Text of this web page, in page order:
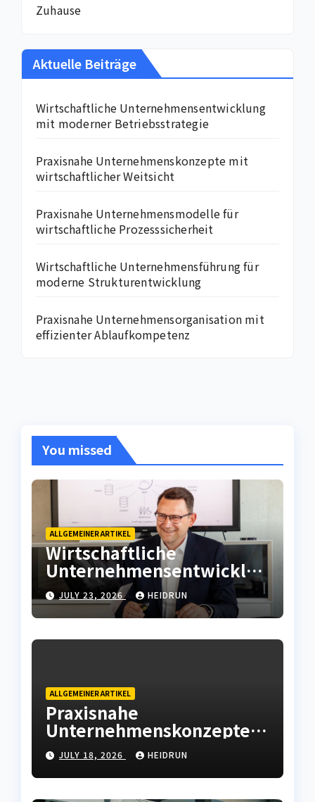
Zuhause
Aktuelle Beiträge
Wirtschaftliche Unternehmensentwicklung
mit moderner Betriebsstrategie
Praxisnahe Unternehmenskonzepte mit
wirtschaftlicher Weitsicht
Praxisnahe Unternehmensmodelle für
wirtschaftliche Prozesssicherheit
Wirtschaftliche Unternehmensführung für
moderne Strukturentwicklung
Praxisnahe Unternehmensorganisation mit
effizienter Ablaufkompetenz
You missed
ALLGEMEINER ARTIKEL
Wirtschaftliche
Unternehmensentwicklun
g mit moderner
Betriebsstrategie
JULY 23, 2026 HEIDRUN
ALLGEMEINER ARTIKEL
Praxisnahe
Unternehmenskonzepte
mit wirtschaftlicher
Weitsicht
JULY 18, 2026 HEIDRUN